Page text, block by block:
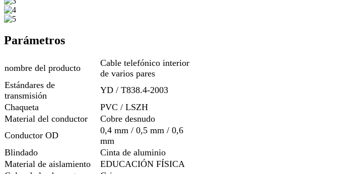
Parámetros
nombre del producto
Cable telefónico interior
de varios pares
Estándares de
transmisión
YD / T838.4-2003
Chaqueta
PVC / LSZH
Material del conductor
Cobre desnudo
Conductor OD
0,4 mm / 0,5 mm / 0,6
mm
Blindado
Cinta de aluminio
Material de aislamiento
EDUCACIÓN FÍSICA